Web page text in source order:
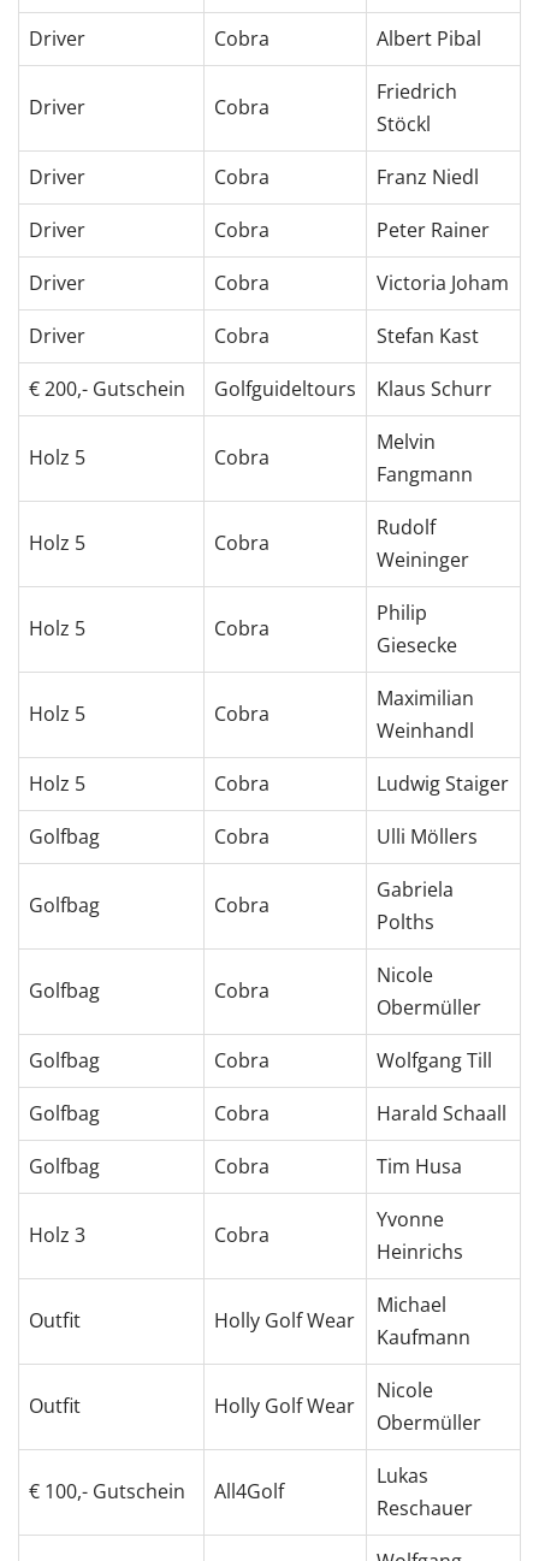
Driver
Cobra Albert Pibal
Driver Cobra
Friedrich
Stöckl
Driver
Cobra
Franz Niedl
Driver
Cobra
Peter Rainer
Driver
Cobra
Victoria Joham
Driver
Cobra
Stefan Kast
€ 200,- Gutschein
Golfguideltours Klaus Schurr
Holz 5 Cobra
Melvin
Fangmann
Holz 5 Cobra
Rudolf
Weininger
Holz 5 Cobra
Philip
Giesecke
Holz 5 Cobra
Maximilian
Weinhandl
Holz 5
Cobra
Ludwig Staiger
Golfbag
Cobra Ulli Möllers
Golfbag Cobra
Gabriela
Polths
Golfbag Cobra
Nicole
Obermüller
Golfbag
Cobra
Wolfgang Till
Golfbag
Cobra
Harald Schaall
Golfbag
Cobra Tim Husa
Holz 3 Cobra
Yvonne
Heinrichs
Outfit Holly Golf Wear
Michael
Kaufmann
Outfit Holly Golf Wear
Nicole
Obermüller
€ 100,- Gutschein All4Golf
Lukas
Reschauer